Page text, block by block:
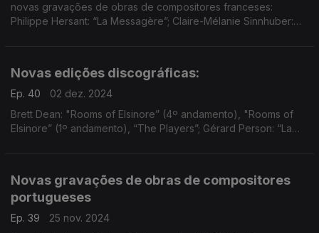
novas gravações de obras de compositores franceses:
Philippe Hersant: “La Messagère”; Claire-Mélanie Sinnhuber:
Novas edições discográficas:
Ep. 40
02 dez. 2024
Brett Dean: "Rooms of Elsinore” (4º andamento), "Rooms of
Elsinore” (1º andamento), “The Players”; Gérard Person: “La
Novas gravações de obras de compositores
portugueses
Ep. 39
25 nov. 2024